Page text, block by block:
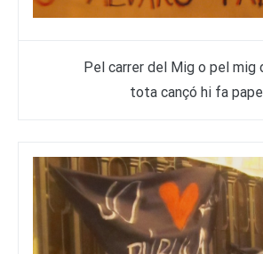
Pel carrer del Mig o pel mig
tota cançó hi fa